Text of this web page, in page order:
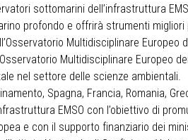
sottomarini dell’infrastruttura
profondo e offrirà strumenti
Multidisciplinare
Multidisciplinare Europeo
nel settore delle scienze ambientali.
Spagna, Francia, Romania,
EMSO con l’obiettivo di
e con il supporto finanziario dei